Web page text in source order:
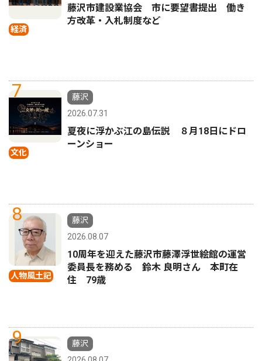
経済
藤沢市建設業協会 市に要望書提出 働き
方改革・入札制度など
7
文化
藤沢
2026.07.31
夏夜に浮かぶ江の島伝説 ８月18日にドロ
ーンショー
8
人物風土記
藤沢
2026.08.07
10周年を迎えた藤沢市藤澤浮世絵館の運営
委員長を務める 鈴木 良明さん 本町在
住 79歳
9
藤沢